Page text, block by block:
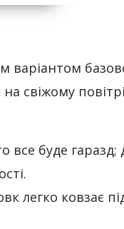
варіантом
на свіжому
буде гаразд;
легко ковзає